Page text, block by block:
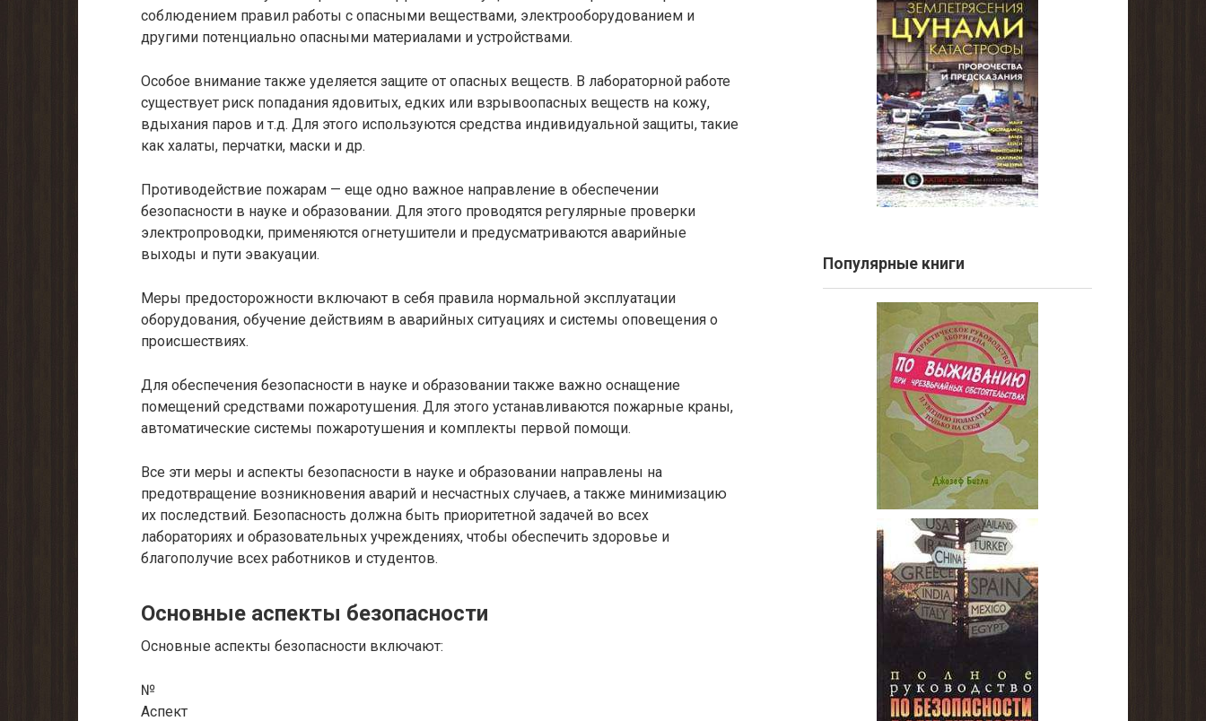
соблюдением правил работы с опасными веществами, электрооборудованием и
другими потенциально опасными материалами и устройствами.
Особое внимание также уделяется защите от опасных веществ. В лабораторной работе
существует риск попадания ядовитых, едких или взрывоопасных веществ на кожу,
вдыхания паров и т.д. Для этого используются средства индивидуальной защиты, такие
как халаты, перчатки, маски и др.
Противодействие пожарам — еще одно важное направление в обеспечении
безопасности в науке и образовании. Для этого проводятся регулярные проверки
электропроводки, применяются огнетушители и предусматриваются аварийные
выходы и пути эвакуации.
Меры предосторожности включают в себя правила нормальной эксплуатации
оборудования, обучение действиям в аварийных ситуациях и системы оповещения о
происшествиях.
Для обеспечения безопасности в науке и образовании также важно оснащение
помещений средствами пожаротушения. Для этого устанавливаются пожарные краны,
автоматические системы пожаротушения и комплекты первой помощи.
Все эти меры и аспекты безопасности в науке и образовании направлены на
предотвращение возникновения аварий и несчастных случаев, а также минимизацию
их последствий. Безопасность должна быть приоритетной задачей во всех
лабораториях и образовательных учреждениях, чтобы обеспечить здоровье и
благополучие всех работников и студентов.
Основные аспекты безопасности
Основные аспекты безопасности включают:
№
Аспект
Популярные книги